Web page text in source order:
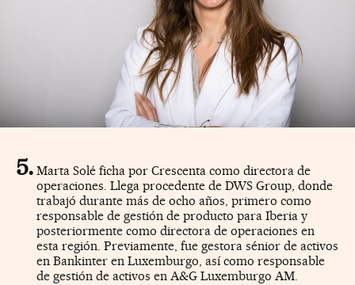
Marta Solé ficha por Crescenta como directora de
operaciones. Llega procedente de DWS Group, donde
trabajó durante más de ocho años, primero como
responsable de gestión de producto para Iberia y
posteriormente como directora de operaciones en
esta región. Previamente, fue gestora sénior de activos
en Bankinter en Luxemburgo, así como responsable
de gestión de activos en A&G Luxemburgo AM.